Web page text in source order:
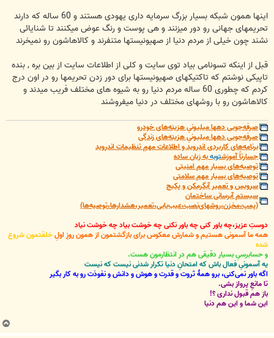
اینها همون شبکه بسیار بزرگ سرمایه داری یهودی هستند و 60 ساله که دارند
تحریمهای جهانی رو دور میزنند و هی پوست و رنگ عوض میکنند تا شنایائی
نشند چون خیلی از مردم دنیا از صهیونیستها متنفرند و کالاهاشون رو نمیخرند
قبل از اینکه تسونامی بیاد توی سایت و کلی از اطلاعات سایت از بین بره , بنده
تاپیکی نوشتم که تاکتیکهای صهیونیستها برای دور زدن تحریمها رو در اون درج
کردم که چطوری 60 ساله مردم دنیا رو به شیوه های مختلف فریب میدند و
کالاهاشون رو با روشهای مختلف در دنیا میفروشند
صرفه‌جویی دهها میلیونیِ هزینه‌های خودرو
صرفه‌جویی دهها میلیونیِ هزینه‌های زندگی
برنامه‌های کاربردی اندروید و اطلاعات مهمِ تنظیمات اندروید
جسارتاً آموزشتوبهبه زبان ساده
توصیه‌های بسیار مهم امنیتی
توصیه‌های بسیار مهم سلامتی
سرویس و تعمیر آبگرمکن و پکیج
سیستم آبرسانی ساختمان
(پمپ،مخزن،روشهای‌نصب،عیب‌یابی،تعمیر،هشدارها،توصیه‌ها)
دوستِ عزیز،چه باور کنی چه باور نکنی چه خوشت بیاد چه خوشت نیاد
همه ما آسمونی هستیم و شمارش معکوس برای بازگشتمون از همون روزِ اولِخلقتمون شروع
شده
و حسابرسیِ بسیار دقیقی هم در انتظارمون هست.
یه آسمونیِ فعال باش که امتحانِ دنیا تکرار شدنی نیست که نیست
اگه باور نمی‌کنی، برو همۀ ثروت و قدرت و هوش و دانش و نفوذت رو به کار بگیر
تا مانعِ پرواز بشی.
باز هم قبول نداری ؟!
این شما و این هم دنیا
ب
ا